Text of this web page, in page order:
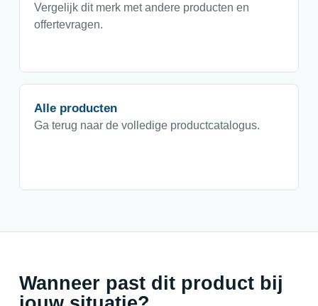
Vergelijk dit merk met andere producten en
offertevragen.
Alle producten
Ga terug naar de volledige productcatalogus.
Wanneer past dit product bij